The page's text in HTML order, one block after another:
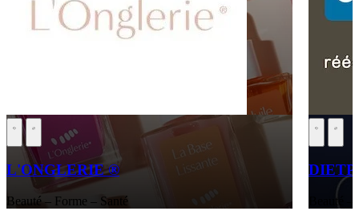
L'ONGLERIE ®
Beauté – Forme – Santé
Beauté